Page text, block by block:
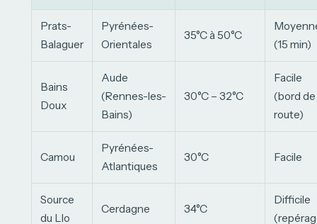
Prats-
Balaguer
Pyrénées-
Orientales
35°C à 50°C
(15 min)
Bains
Doux
Aude
(Rennes-les-
Bains)
30°C – 32°C
Facile
(bord de
route)
Camou
Pyrénées-
Atlantiques
30°C Facile
Source
du Llo
Cerdagne 34°C
Difficile